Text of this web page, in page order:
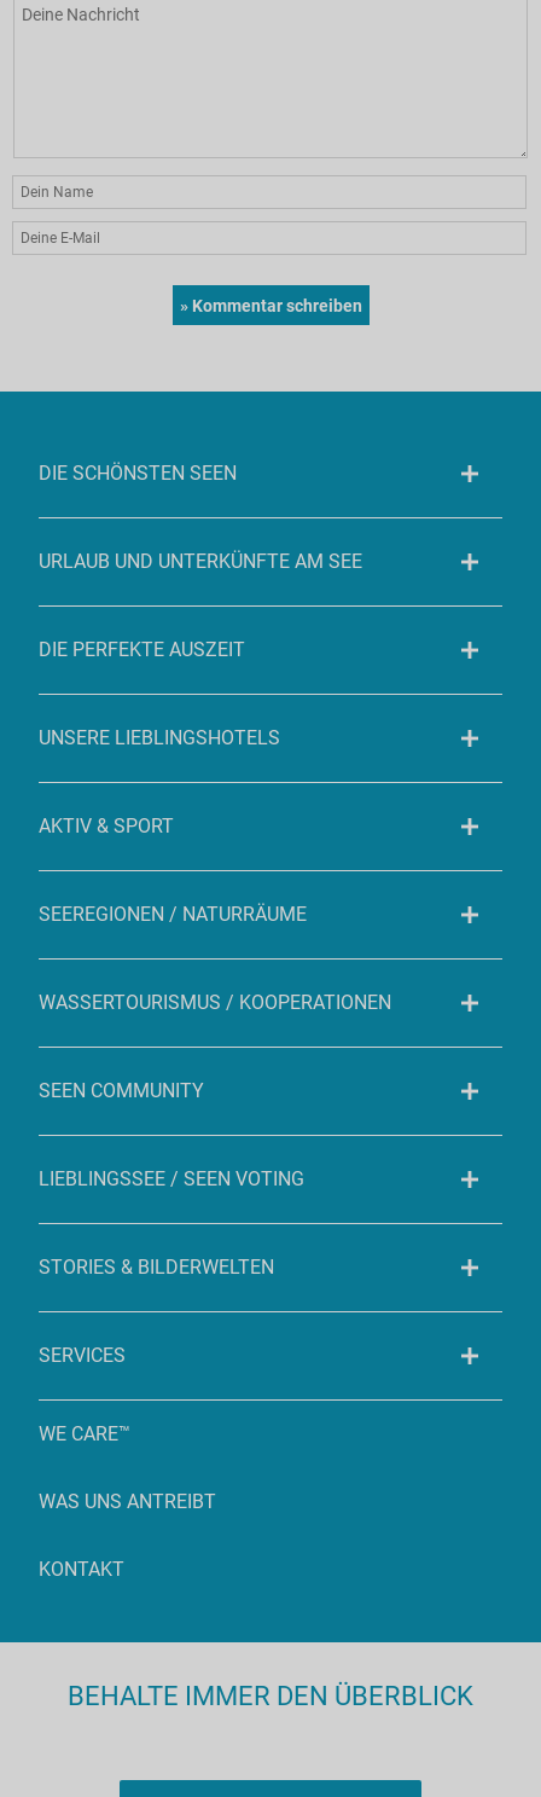
DIE SCHÖNSTEN SEEN
URLAUB UND UNTERKÜNFTE AM SEE
DIE PERFEKTE AUSZEIT
UNSERE LIEBLINGSHOTELS
AKTIV & SPORT
SEEREGIONEN / NATURRÄUME
WASSERTOURISMUS / KOOPERATIONEN
SEEN COMMUNITY
LIEBLINGSSEE / SEEN VOTING
STORIES & BILDERWELTEN
SERVICES
WE CARE™
WAS UNS ANTREIBT
KONTAKT
BEHALTE IMMER DEN ÜBERBLICK